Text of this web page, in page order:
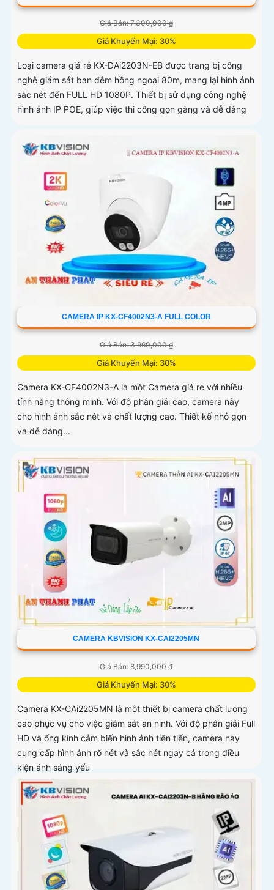
Giá Bán: 7,300,000 ₫
Giá Khuyến Mại: 30%
Loại camera giá rẻ KX-DAi2203N-EB được trang bị công
nghệ giám sát ban đêm hồng ngoại 80m, mang lại hình ảnh
sắc nét đến FULL HD 1080P. Thiết bị sử dụng công nghệ
hình ảnh IP POE, giúp việc thi công gọn gàng và dễ dàng
CAMERA IP KX-CF4002N3-A FULL COLOR
Giá Bán: 3,960,000 ₫
Giá Khuyến Mại: 30%
Camera KX-CF4002N3-A là một Camera giá re với nhiều
tính năng thông minh. Với độ phân giải cao, camera này
cho hình ảnh sắc nét và chất lượng cao. Thiết kế nhỏ gọn
và dễ dàng...
CAMERA KBVISION KX-CAI2205MN
Giá Bán: 8,990,000 ₫
Giá Khuyến Mại: 30%
Camera KX-CAi2205MN là một thiết bị camera chất lượng
cao phục vụ cho việc giám sát an ninh. Với độ phân giải Full
HD và ống kính cảm biến hình ảnh tiên tiến, camera này
cung cấp hình ảnh rõ nét và sắc nét ngay cả trong điều
kiện ánh sáng yếu